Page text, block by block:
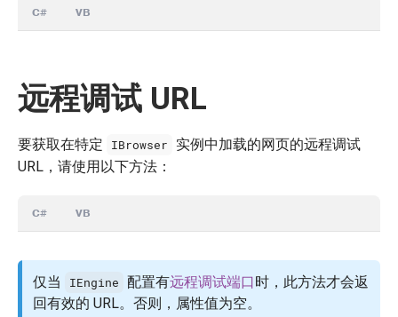
C# VB
远程调试 URL
要获取在特定 IBrowser
实例中加载的网页的远程调试
URL，请使用以下方法：
C# VB
仅当 IEngine 配置有远程调试端口时，此方法才会返
回有效的 URL。否则，属性值为空。